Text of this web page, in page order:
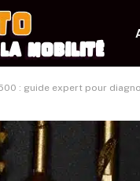
: guide expert pour